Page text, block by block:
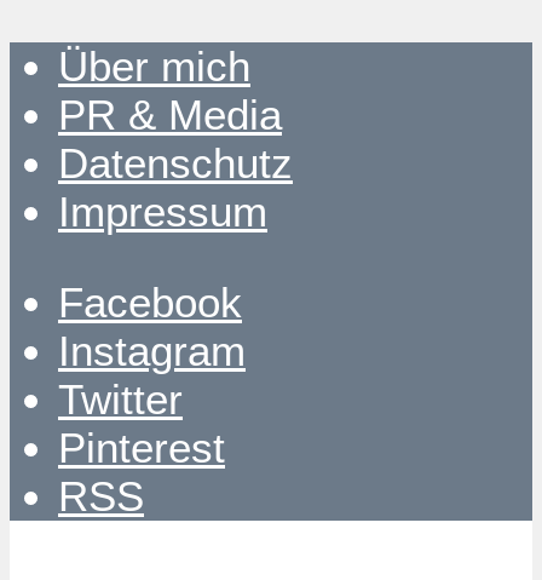
Über mich
PR & Media
Datenschutz
Impressum
Facebook
Instagram
Twitter
Pinterest
RSS